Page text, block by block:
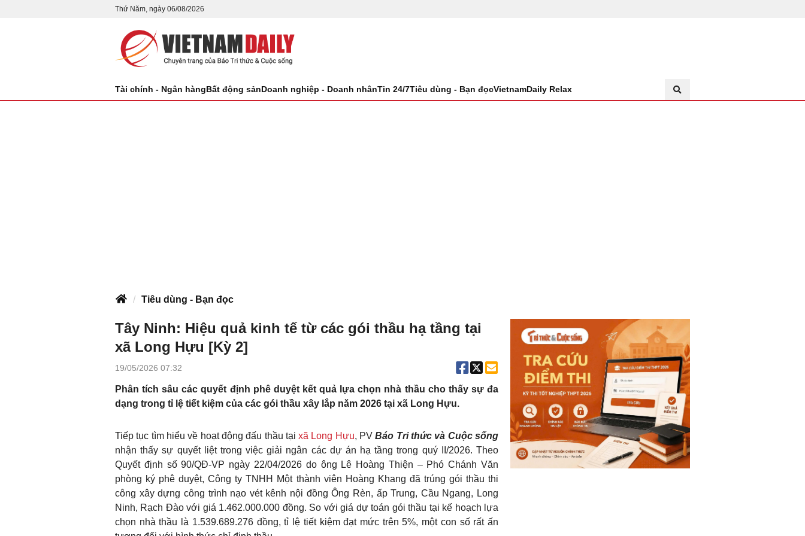
Thứ Năm, ngày 06/08/2026
Tài chính - Ngân hàngBất động sảnDoanh nghiệp - Doanh nhânTin 24/7Tiêu dùng - Bạn đọcVietnamDaily Relax
Tiêu dùng - Bạn đọc
Tây Ninh: Hiệu quả kinh tế từ các gói thầu hạ tầng tại
xã Long Hựu [Kỳ 2]
19/05/2026 07:32
Phân tích sâu các quyết định phê duyệt kết quả lựa chọn nhà thầu cho thấy sự đa
dạng trong tỉ lệ tiết kiệm của các gói thầu xây lắp năm 2026 tại xã Long Hựu.
Tiếp tục tìm hiểu về hoạt động đấu thầu tạixã Long Hựu, PVBáo Tri thức và Cuộc sống
nhận thấy sự quyết liệt trong việc giải ngân các dự án hạ tầng trong quý II/2026. Theo
Quyết định số 90/QĐ-VP ngày 22/04/2026 do ông Lê Hoàng Thiện – Phó Chánh Văn
phòng ký phê duyệt, Công ty TNHH Một thành viên Hoàng Khang đã trúng gói thầu thi
công xây dựng công trình nạo vét kênh nội đồng Ông Rèn, ấp Trung, Cầu Ngang, Long
Ninh, Rạch Đào với giá 1.462.000.000 đồng. So với giá dự toán gói thầu tại kế hoạch lựa
chọn nhà thầu là 1.539.689.276 đồng, tỉ lệ tiết kiệm đạt mức trên 5%, một con số rất ấn